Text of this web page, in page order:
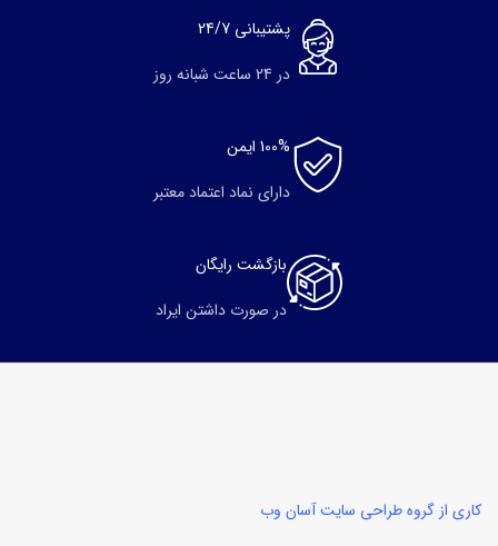
پشتیبانی 24/7
در 24 ساعت شبانه روز
100% ایمن
دارای نماد اعتماد معتبر
بازگشت رایگان
در صورت داشتن ایراد
کاری از گروه طراحی سایت آسان وب